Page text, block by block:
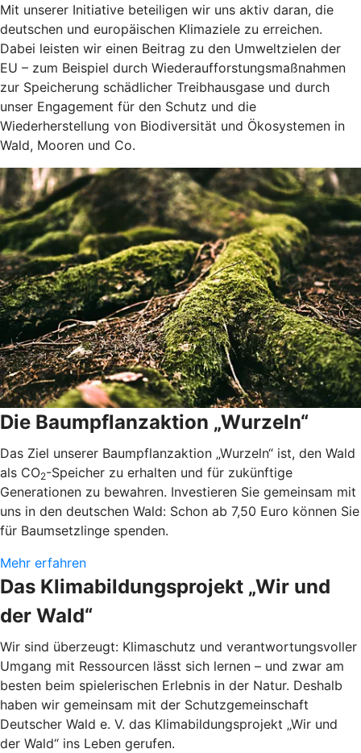
Mit unserer Initiative beteiligen wir uns aktiv daran, die
deutschen und europäischen Klimaziele zu erreichen.
Dabei leisten wir einen Beitrag zu den Umweltzielen der
EU – zum Beispiel durch Wiederaufforstungsmaßnahmen
zur Speicherung schädlicher Treibhausgase und durch
unser Engagement für den Schutz und die
Wiederherstellung von Biodiversität und Ökosystemen in
Wald, Mooren und Co.
Die Baumpflanzaktion „Wurzeln“
Das Ziel unserer Baumpflanzaktion „Wurzeln“ ist, den Wald
als CO2-Speicher zu erhalten und für zukünftige
Generationen zu bewahren. Investieren Sie gemeinsam mit
uns in den deutschen Wald: Schon ab 7,50 Euro können Sie
für Baumsetzlinge spenden.
Mehr erfahren
Das Klimabildungsprojekt „Wir und
der Wald“
Wir sind überzeugt: Klimaschutz und verantwortungsvoller
Umgang mit Ressourcen lässt sich lernen – und zwar am
besten beim spielerischen Erlebnis in der Natur. Deshalb
haben wir gemeinsam mit der Schutzgemeinschaft
Deutscher Wald e. V. das Klimabildungsprojekt „Wir und
der Wald“ ins Leben gerufen.